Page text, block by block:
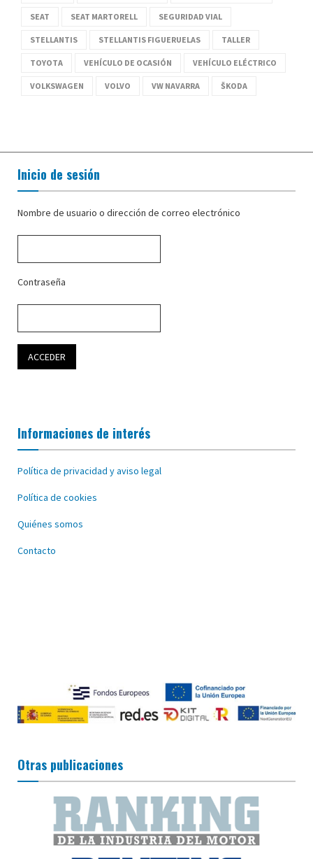
SEAT SEAT MARTORELL SEGURIDAD VIAL
STELLANTIS STELLANTIS FIGUERUELAS TALLER
TOYOTA VEHÍCULO DE OCASIÓN VEHÍCULO ELÉCTRICO
VOLKSWAGEN VOLVO VW NAVARRA ŠKODA
Inicio de sesión
Nombre de usuario o dirección de correo electrónico
Contraseña
Informaciones de interés
Política de privacidad y aviso legal
Política de cookies
Quiénes somos
Contacto
Otras publicaciones